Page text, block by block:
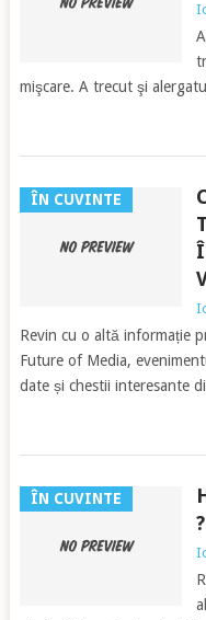
mişcare. A trecut şi
ÎN CUVINTE
Revin cu o altă informație
Future of Media,
date și chestii interesante
ÎN CUVINTE
?